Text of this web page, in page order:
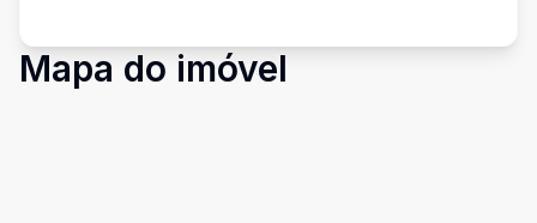
Mapa do imóvel